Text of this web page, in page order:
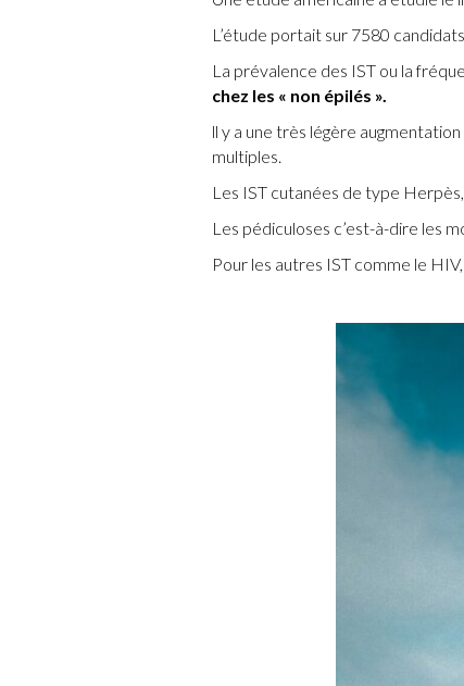
L’étude portait sur 7580
La prévalence des IST ou la
chez les « non épilés ».
ll y a une très légère
multiples.
Les IST cutanées de type
Les pédiculoses c’est-à-dire les
Pour les autres IST comme le